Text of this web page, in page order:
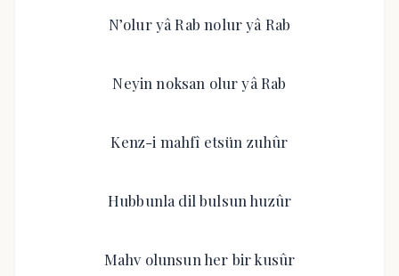
N’olur yâ Rab nolur yâ Rab
Neyin noksan olur yâ Rab
Kenz-i mahfî etsün zuhûr
Hubbunla dil bulsun huzûr
Mahv olunsun her bir kusûr